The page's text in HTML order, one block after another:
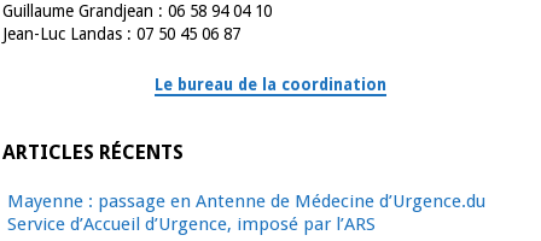
Guillaume Grandjean : 06 58 94 04 10
Jean-Luc Landas : 07 50 45 06 87
Le bureau de la coordination
ARTICLES RÉCENTS
Mayenne : passage en Antenne de Médecine d’Urgence.du
Service d’Accueil d’Urgence, imposé par l’ARS